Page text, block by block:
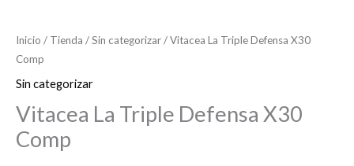
Inicio / Tienda /Sin categorizar/ Vitacea La Triple Defensa X30
Comp
Sin categorizar
Vitacea La Triple Defensa X30
Comp